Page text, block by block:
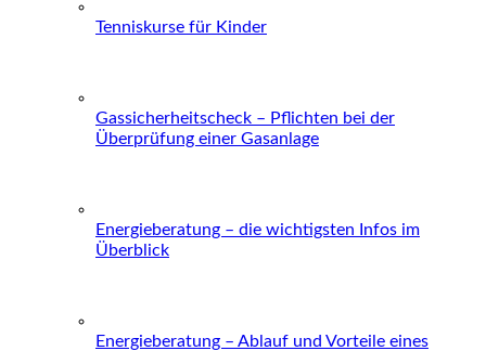
Tenniskurse für Kinder
Gassicherheitscheck – Pflichten bei der
Überprüfung einer Gasanlage
Energieberatung – die wichtigsten Infos im
Überblick
Energieberatung – Ablauf und Vorteile eines